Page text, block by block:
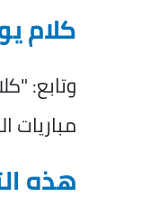
كلام
وتابع:
مباريات
هذه